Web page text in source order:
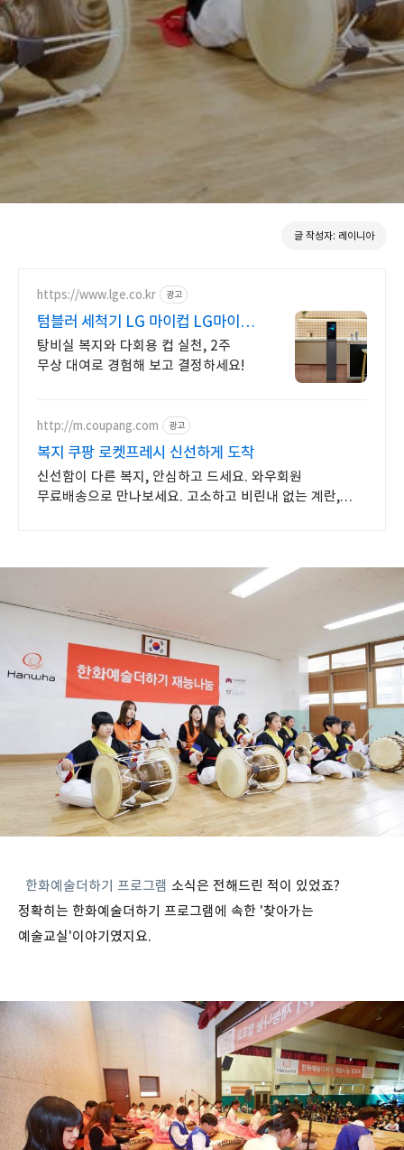
글 작성자: 레이니아
https://www.lge.co.kr 광고
텀블러 세척기 LG 마이컵 LG마이컵
무상대여신청
탕비실 복지와 다회용 컵 실천, 2주
무상 대여로 경험해 보고 결정하세요!
http://m.coupang.com 광고
복지 쿠팡 로켓프레시 신선하게 도착
신선함이 다른 복지, 안심하고 드세요. 와우회원
무료배송으로 만나보세요. 고소하고 비린내 없는 계란,
한화예술더하기 프로그램 소식은 전해드린 적이 있었죠?
정확히는 한화예술더하기 프로그램에 속한 '찾아가는
예술교실'이야기였지요.